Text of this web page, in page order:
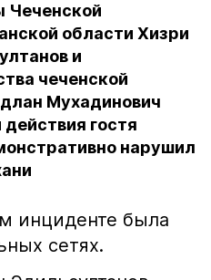
Чеченской
области Хизри
и
чеченской
Мухадинович
гостя
нарушил
инциденте была
сетях.